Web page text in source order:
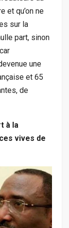
et qu’on ne
sur la
part, sinon
une
et 65
de
à la
vives de